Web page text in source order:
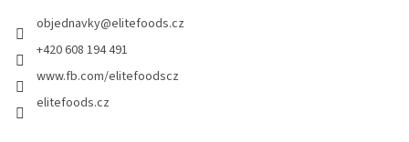
objednavky@elitefoods.cz
+420 608 194 491
www.fb.com/elitefoodscz
elitefoods.cz